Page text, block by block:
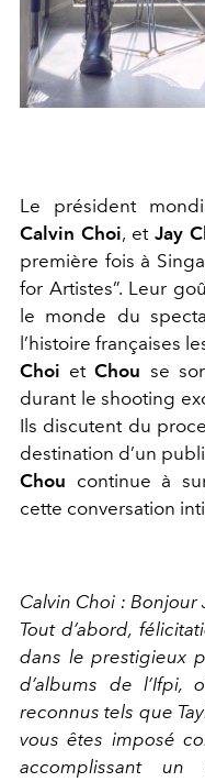
Le président
Calvin Choi, et Jay
première fois à
for Artistes”. Leur
le monde du
l’histoire françaises
Choi etChou se
durant le shooting
Ils discutent du
destination d’un
Chou continue à
cette conversation
Calvin Choi : Bonjour
Tout d’abord,
dans le prestigieux
d’albums de l’Ifpi,
reconnus tels que
vous êtes imposé
accomplissant